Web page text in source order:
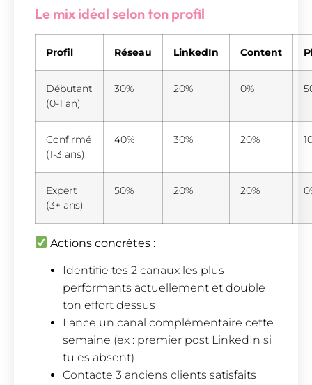
Le mix idéal selon ton profil
Profil Réseau LinkedIn Content
Débutant
(0-1 an)
30% 20% 0%
Confirmé
(1-3 ans)
40% 30% 20%
Expert
(3+ ans)
50% 20% 20%
Actions concrètes :
Identifie tes 2 canaux les plus
performants actuellement et double
ton effort dessus
Lance un canal complémentaire cette
semaine (ex : premier post LinkedIn si
tu es absent)
Contacte 3 anciens clients satisfaits